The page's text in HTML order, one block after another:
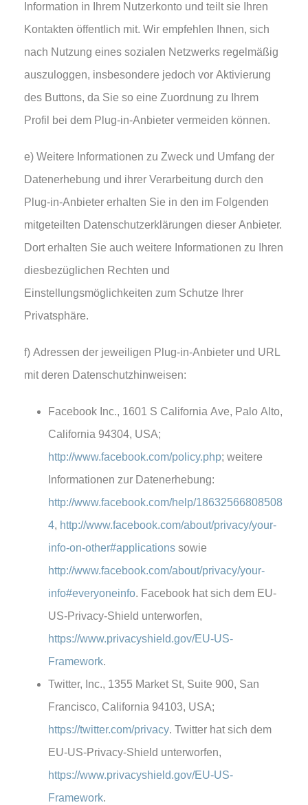
Information in Ihrem Nutzerkonto und teilt sie Ihren
Kontakten öffentlich mit. Wir empfehlen Ihnen, sich
nach Nutzung eines sozialen Netzwerks regelmäßig
auszuloggen, insbesondere jedoch vor Aktivierung
des Buttons, da Sie so eine Zuordnung zu Ihrem
Profil bei dem Plug-in-Anbieter vermeiden können.
e) Weitere Informationen zu Zweck und Umfang der
Datenerhebung und ihrer Verarbeitung durch den
Plug-in-Anbieter erhalten Sie in den im Folgenden
mitgeteilten Datenschutzerklärungen dieser Anbieter.
Dort erhalten Sie auch weitere Informationen zu Ihren
diesbezüglichen Rechten und
Einstellungsmöglichkeiten zum Schutze Ihrer
Privatsphäre.
f) Adressen der jeweiligen Plug-in-Anbieter und URL
mit deren Datenschutzhinweisen:
Facebook Inc., 1601 S California Ave, Palo Alto,
California 94304, USA;
http://www.facebook.com/policy.php; weitere
Informationen zur Datenerhebung:
http://www.facebook.com/help/18632566808508
4, http://www.facebook.com/about/privacy/your-
info-on-other#applications sowie
http://www.facebook.com/about/privacy/your-
info#everyoneinfo. Facebook hat sich dem EU-
US-Privacy-Shield unterworfen,
https://www.privacyshield.gov/EU-US-
Framework.
Twitter, Inc., 1355 Market St, Suite 900, San
Francisco, California 94103, USA;
https://twitter.com/privacy. Twitter hat sich dem
EU-US-Privacy-Shield unterworfen,
https://www.privacyshield.gov/EU-US-
Framework.